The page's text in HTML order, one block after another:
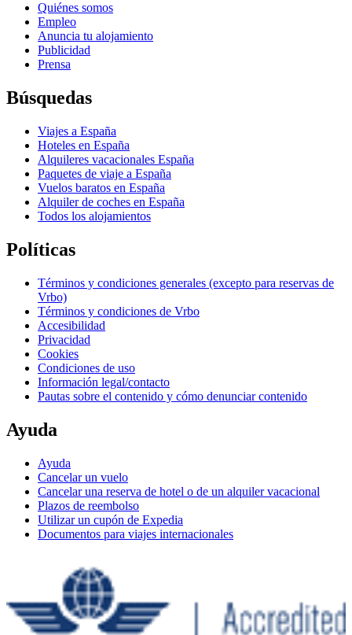
Quiénes somos
Empleo
Anuncia tu alojamiento
Publicidad
Prensa
Búsquedas
Viajes a España
Hoteles en España
Alquileres vacacionales España
Paquetes de viaje a España
Vuelos baratos en España
Alquiler de coches en España
Todos los alojamientos
Políticas
Términos y condiciones generales (excepto para reservas de
Vrbo)
Términos y condiciones de Vrbo
Accesibilidad
Privacidad
Cookies
Condiciones de uso
Información legal/contacto
Pautas sobre el contenido y cómo denunciar contenido
Ayuda
Ayuda
Cancelar un vuelo
Cancelar una reserva de hotel o de un alquiler vacacional
Plazos de reembolso
Utilizar un cupón de Expedia
Documentos para viajes internacionales